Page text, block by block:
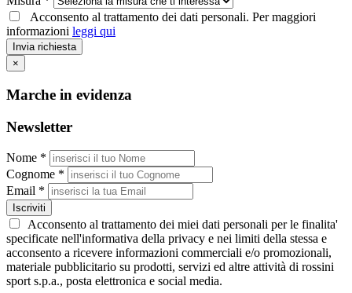
Acconsento al trattamento dei dati personali. Per maggiori
informazioni leggi qui
Invia richiesta
×
Marche in evidenza
Newsletter
Nome *
Cognome *
Email *
Iscriviti
Acconsento al trattamento dei miei dati personali per le finalita'
specificate nell'informativa della privacy e nei limiti della stessa e
acconsento a ricevere informazioni commerciali e/o promozionali,
materiale pubblicitario su prodotti, servizi ed altre attività di rossini
sport s.p.a., posta elettronica e social media.